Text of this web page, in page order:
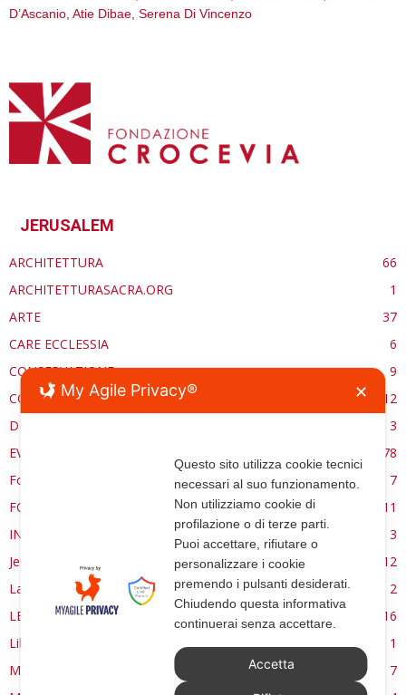
D’Ascanio, Atie Dibae, Serena Di Vincenzo
JERUSALEM
ARCHITETTURA
66
ARCHITETTURASACRA.ORG
1
ARTE
37
CARE ECCLESSIA
6
CONSERVAZIONE
9
CONTROCANTO
12
DE RE AEDIFICATORIA
3
EVENTI
78
Forma, spazio e ordine
7
FORMAZIONE
11
INTERVIEW
3
Jerusalem
12
La Materia e l'Immagine
2
LETTURE
16
Libri
1
MANUALE | FUOCHI LITURGICI
7
My Agile Privacy® ✕
Questo sito utilizza cookie tecnici
necessari al suo funzionamento.
Non utilizziamo cookie di
profilazione o di terze parti.
Puoi accettare, rifiutare o
personalizzare i cookie
premendo i pulsanti desiderati.
Chiudendo questa informativa
continuerai senza accettare.
Accetta